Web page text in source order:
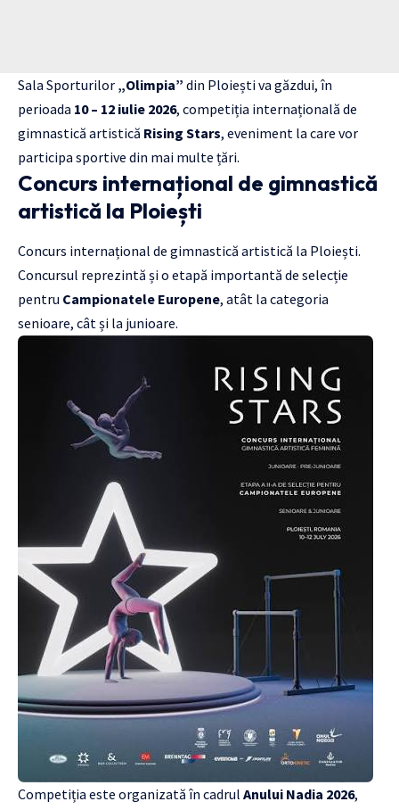
Sala Sporturilor „Olimpia” din Ploiești va găzdui, în
perioada 10 – 12 iulie 2026, competiția internațională de
gimnastică artistică Rising Stars, eveniment la care vor
participa sportive din mai multe țări.
Concurs internațional de gimnastică
artistică la Ploiești
Concurs internațional de gimnastică artistică la Ploiești.
Concursul reprezintă și o etapă importantă de selecție
pentru Campionatele Europene, atât la categoria
senioare, cât și la junioare.
Competiția este organizată în cadrul Anului Nadia 2026,